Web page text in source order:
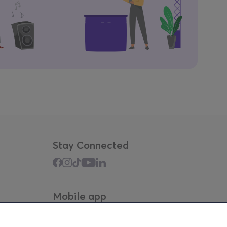
Stay Connected
Mobile app